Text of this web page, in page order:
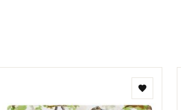
Toevoegen
aan